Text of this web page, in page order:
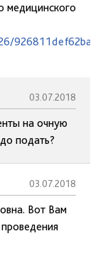
медицинского
03.07.2018
на очную
подать?
03.07.2018
Вот Вам